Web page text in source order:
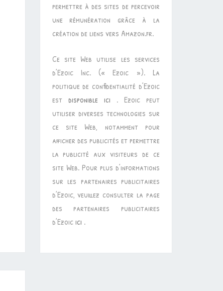
permettre à des sites de percevoir
une rémunération grâce à la
création de liens vers Amazon.fr.
Ce site Web utilise les services
d’Ezoic Inc. (« Ezoic »). La
politique de confidentialité d’Ezoic
est disponible ici . Ezoic peut
utiliser diverses technologies sur
ce site Web, notamment pour
afficher des publicités et permettre
la publicité aux visiteurs de ce
site Web. Pour plus d’informations
sur les partenaires publicitaires
d’Ezoic, veuillez consulter la page
des partenaires publicitaires
d’Ezoic ici .